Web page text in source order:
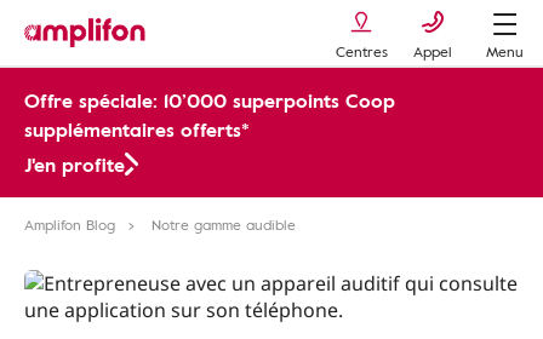
Centres Appel Menu
Offre spéciale: 10’000 superpoints Coop
supplémentaires offerts*
J'en profite
Amplifon Blog Notre gamme audible